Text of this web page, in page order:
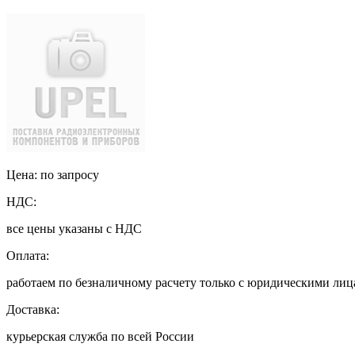
Цена: по запросу
НДС:
все цены указаны с НДС
Оплата:
работаем по безналичному расчету только с юридическими
Доставка:
курьерская служба по всей России